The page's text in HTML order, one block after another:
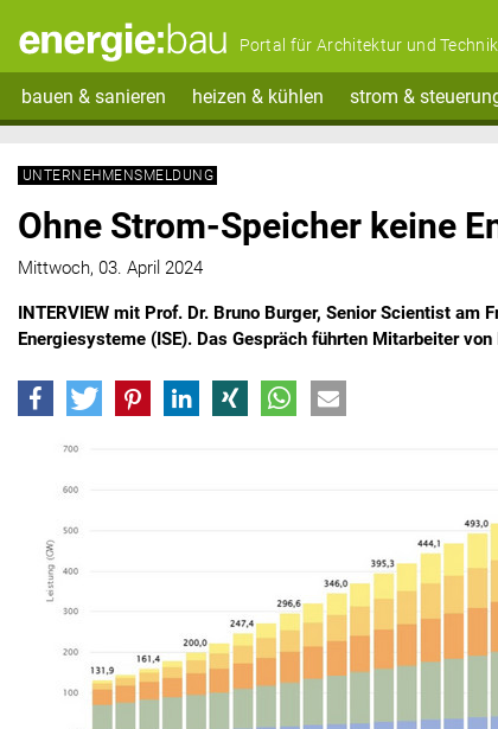
Portal für Architektur und Technik
bauen & sanieren heizen & kühlen strom &
UNTERNEHMENSMELDUNG
Ohne Strom-Speicher keine
Mittwoch, 03. April 2024
INTERVIEW mit Prof. Dr. Bruno Burger, Senior Scientist am
Energiesysteme (ISE). Das Gespräch führten Mitarbeiter von